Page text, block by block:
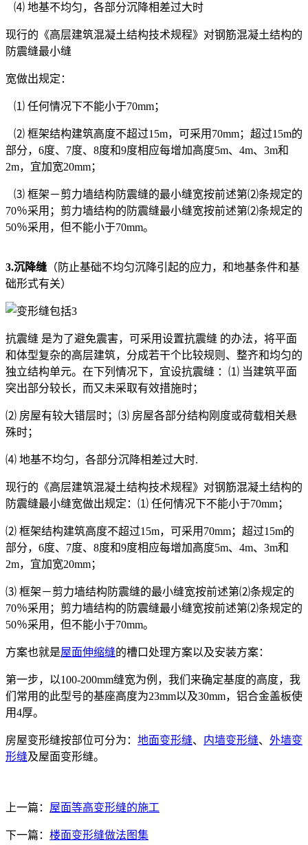
⑷ 地基不均匀，各部分沉降相差过大时
现行的《高层建筑混凝土结构技术规程》对钢筋混凝土结构的
防震缝最小缝
宽做出规定：
⑴ 任何情况下不能小于70mm；
⑵ 框架结构建筑高度不超过15m，可采用70mm；超过15m的
部分，6度、7度、8度和9度相应每增加高度5m、4m、3m和
2m，宜加宽20mm；
⑶ 框架－剪力墙结构防震缝的最小缝宽按前述第⑵条规定的
70％采用；剪力墙结构的防震缝最小缝宽按前述第⑵条规定的
50％采用，但不能小于70mm。
3.沉降缝 （防止基础不均匀沉降引起的应力，和地基条件和基
础形式有关）
抗震缝 是为了避免震害，可采用设置抗震缝 的办法，将平面
和体型复杂的高层建筑，分成若干个比较规则、整齐和均匀的
独立结构单元。在下列情况下，宜设抗震缝 ：⑴ 当建筑平面
突出部分较长，而又未采取有效措施时；
⑵ 房屋有较大错层时；⑶ 房屋各部分结构刚度或荷载相关悬
殊时；
⑷ 地基不均匀，各部分沉降相差过大时.
现行的《高层建筑混凝土结构技术规程》对钢筋混凝土结构的
防震缝最小缝宽做出规定：⑴ 任何情况下不能小于70mm；
⑵ 框架结构建筑高度不超过15m，可采用70mm；超过15m的
部分，6度、7度、8度和9度相应每增加高度5m、4m、3m和
2m，宜加宽20mm；
⑶ 框架－剪力墙结构防震缝的最小缝宽按前述第⑵条规定的
70％采用；剪力墙结构的防震缝最小缝宽按前述第⑵条规定的
50％采用，但不能小于70mm。
方案也就是屋面伸缩缝的槽口处理方案以及安装方案：
第一步，以100-200mm缝宽为例，我们来确定基度的高度，我
们常用的此型号的基座高度为23mm以及30mm，铝合金盖板使
用4厚。
房屋变形缝按部位可分为： 地面变形缝、 内墙变形缝、 外墙变
形缝及屋面变形缝。
上一篇： 屋面等高变形缝的施工
下一篇： 楼面变形缝做法图集